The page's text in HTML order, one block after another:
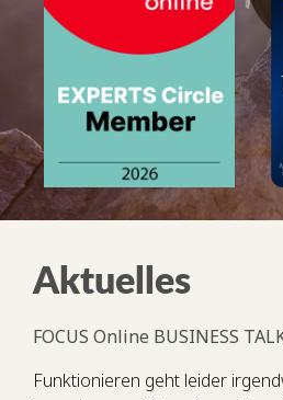
Aktuelles
FOCUS Online BUSINESS
Funktionieren geht leider